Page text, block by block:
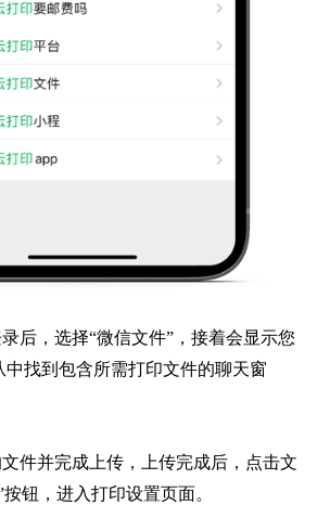
后，选择“微信文件”，接着会显示您
中找到包含所需打印文件的聊天窗
件并完成上传，上传完成后，点击文
钮，进入打印设置页面。